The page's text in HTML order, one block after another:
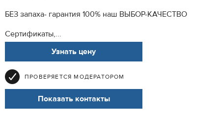
БЕЗ запаха- гарантия 100% наш ВЫБОР-КАЧЕСТВО
Сертификаты,...
Узнать цену
ПРОВЕРЯЕТСЯ МОДЕРАТОРОМ
Показать контакты